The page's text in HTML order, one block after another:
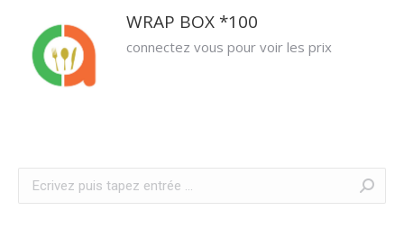
WRAP BOX *100
connectez vous pour voir les prix